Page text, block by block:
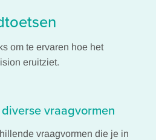
om te ervaren hoe het
eruitziet.
vraagvormen
vraagvormen die je in